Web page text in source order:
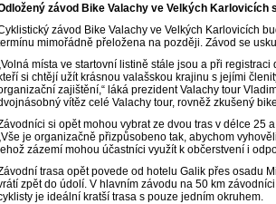
závod Bike Valachy ve Velkých Karlovicích
závod Bike Valachy ve Velkých Karlovicích
mimořádně přeložena na později. Závod se
místa ve startovní listině stále jsou a při
si chtějí užít krásnou valašskou krajinu s jejími
zajištění,“ láká prezident Valachy tour
vítěz celé Valachy tour, rovněž zkušený
si opět mohou vybrat ze dvou tras v délce 25
je organizačně přizpůsobeno tak, abychom
zázemí mohou účastníci využít k občerstvení i
trasa opět povede od hotelu Galik přes osadu
zpět do údolí. V hlavním závodu na 50 km
je ideální kratší trasa s pouze jedním okruhem.